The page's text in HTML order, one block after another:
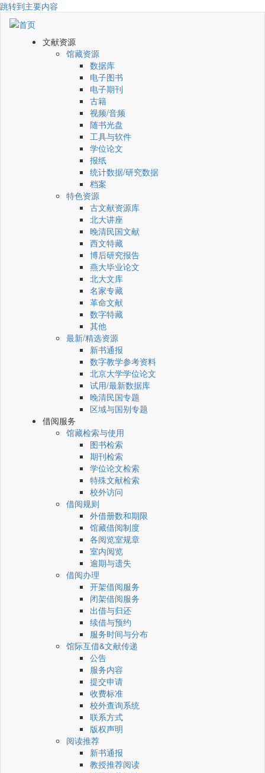
跳转到主要内容
文献资源
馆藏资源
数据库
电子图书
电子期刊
古籍
视频/音频
随书光盘
工具与软件
学位论文
报纸
统计数据/研究数据
档案
特色资源
古文献资源库
北大讲座
晚清民国文献
西文特藏
博后研究报告
燕大毕业论文
北大文库
名家专藏
革命文献
数字特藏
其他
最新/精选资源
新书通报
数字教学参考资料
北京大学学位论文
试用/最新数据库
晚清民国专题
区域与国别专题
借阅服务
馆藏检索与使用
图书检索
期刊检索
学位论文检索
特殊文献检索
校外访问
借阅规则
外借册数和期限
馆藏借阅制度
各阅览室规章
室内阅览
逾期与遗失
借阅办理
开架借阅服务
闭架借阅服务
出借与归还
续借与预约
服务时间与分布
馆际互借&文献传递
公告
服务内容
提交申请
收费标准
校外查询系统
联系方式
版权声明
阅读推荐
新书通报
教授推荐阅读